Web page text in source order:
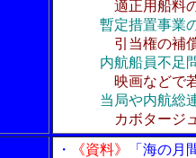
適正用船料
暫定措置事業
引当権の補
内航船員不足
映画などで
当局や内航総
カボタージ
・ 《資料》
「海の月